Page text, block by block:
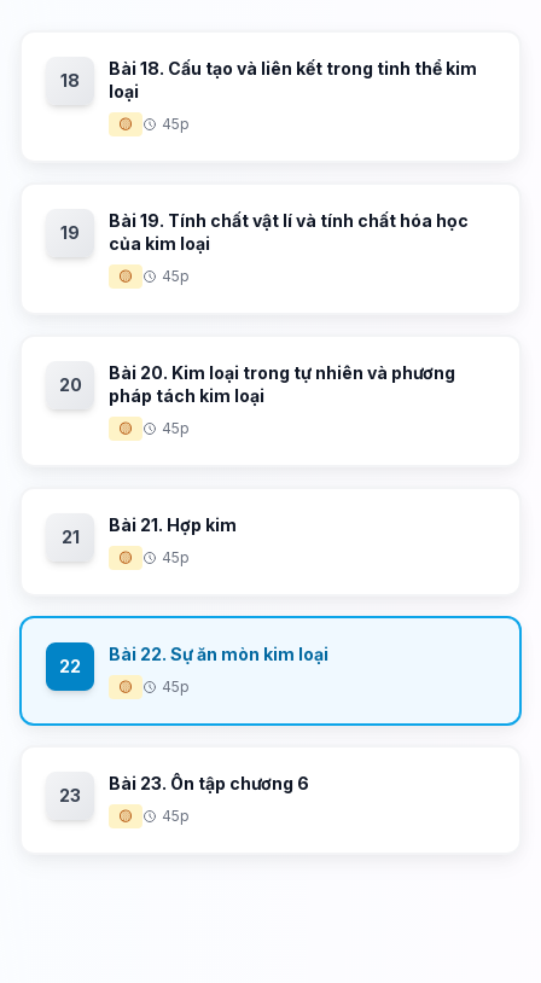
18
Bài 18. Cấu tạo và liên kết trong tinh thể kim
loại
🟡 45p
19
Bài 19. Tính chất vật lí và tính chất hóa học
của kim loại
🟡 45p
20
Bài 20. Kim loại trong tự nhiên và phương
pháp tách kim loại
🟡 45p
21
Bài 21. Hợp kim
🟡 45p
22
Bài 22. Sự ăn mòn kim loại
🟡 45p
23
Bài 23. Ôn tập chương 6
🟡 45p